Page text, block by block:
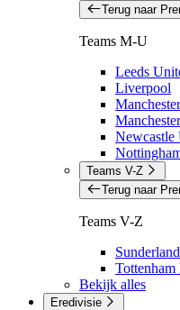
Terug naar
Teams M-U
Leeds
Liverpool
Newcastle
Teams V-Z
Terug naar
Teams V-Z
Sunderland
Tottenham
Bekijk alles
Eredivisie